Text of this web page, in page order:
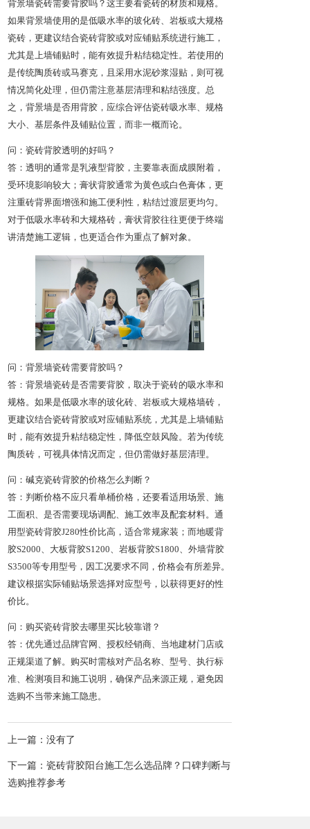
背景墙瓷砖需要背胶吗？这主要看瓷砖的材质和规格。
如果背景墙使用的是低吸水率的玻化砖、岩板或大规格
瓷砖，更建议结合瓷砖背胶或对应铺贴系统进行施工，
尤其是上墙铺贴时，能有效提升粘结稳定性。若使用的
是传统陶质砖或马赛克，且采用水泥砂浆湿贴，则可视
情况简化处理，但仍需注意基层清理和粘结强度。总
之，背景墙是否用背胶，应综合评估瓷砖吸水率、规格
大小、基层条件及铺贴位置，而非一概而论。
问：瓷砖背胶透明的好吗？
答：透明的通常是乳液型背胶，主要靠表面成膜附着，
受环境影响较大；膏状背胶通常为黄色或白色膏体，更
注重砖背界面增强和施工便利性，粘结过渡层更均匀。
对于低吸水率砖和大规格砖，膏状背胶往往更便于终端
讲清楚施工逻辑，也更适合作为重点了解对象。
问：背景墙瓷砖需要背胶吗？
答：背景墙瓷砖是否需要背胶，取决于瓷砖的吸水率和
规格。如果是低吸水率的玻化砖、岩板或大规格墙砖，
更建议结合瓷砖背胶或对应铺贴系统，尤其是上墙铺贴
时，能有效提升粘结稳定性，降低空鼓风险。若为传统
陶质砖，可视具体情况而定，但仍需做好基层清理。
问：碱克瓷砖背胶的价格怎么判断？
答：判断价格不应只看单桶价格，还要看适用场景、施
工面积、是否需要现场调配、施工效率及配套材料。通
用型瓷砖背胶J280性价比高，适合常规家装；而地暖背
胶S2000、大板背胶S1200、岩板背胶S1800、外墙背胶
S3500等专用型号，因工况要求不同，价格会有所差异。
建议根据实际铺贴场景选择对应型号，以获得更好的性
价比。
问：购买瓷砖背胶去哪里买比较靠谱？
答：优先通过品牌官网、授权经销商、当地建材门店或
正规渠道了解。购买时需核对产品名称、型号、执行标
准、检测项目和施工说明，确保产品来源正规，避免因
选购不当带来施工隐患。
上一篇：没有了
下一篇：瓷砖背胶阳台施工怎么选品牌？口碑判断与
选购推荐参考